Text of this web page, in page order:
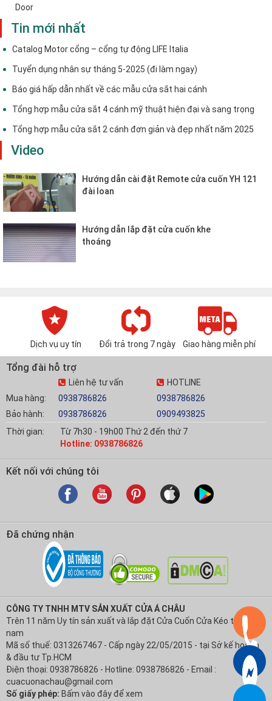
Door
Tin mới nhất
Catalog Motor cổng – cổng tự động LIFE Italia
Tuyển dụng nhân sự tháng 5-2025 (đi làm ngay)
Báo giá hấp dẫn nhất về các mẫu cửa sắt hai cánh
Tổng hợp mẫu cửa sắt 4 cánh mỹ thuật hiện đại và sang trọng
Tổng hợp mẫu cửa sắt 2 cánh đơn giản và đẹp nhất năm 2025
Video
Hướng dẫn cài đặt Remote cửa cuốn YH 121
đài loan
Hướng dẫn lắp đặt cửa cuốn khe
thoáng
Dịch vụ uy tín Đổi trả trong 7 ngày Giao hàng miễn phí
Tổng đài hỗ trợ
Mua hàng:
Bảo hành:
Liên hệ tư vấn
0938786826
0938786826
HOTLINE
0938786826
0909493825
Thời gian:
Từ 7h30 - 19h00 Thứ 2 đến thứ 7
Hotline: 0938786826
Kết nối với chúng tôi
Đã chứng nhận
CÔNG TY TNHH MTV SẢN XUẤT CỬA Á CHÂU
Trên 11 năm Uy tín sản xuất và lắp đặt Cửa Cuốn Cửa Kéo tại Việt
nam
Mã số thuế: 0313267467 - Cấp ngày 22/05/2015 - tại Sở kế hoạch
& đầu tư Tp.HCM
Điện thoại: 0938786826 - Hotline: 0938786826 - Email :
cuacuonachau@gmail.com
Số giấy phép: Bấm vào đây để xem